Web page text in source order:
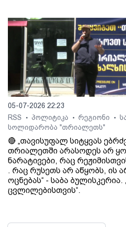
05-07-2026 22:23
RSS
• პოლიტიკა • რეგიონი •
სოლიდარობა "თრიალეთს"
🔴 „თავისუფალ სიტყვას
თრიალეთში არასოდეს არ
ნარატივები, რაც
. რაც რუსეთს არ აწყობს, ის
ოცნებას“ - საბა
ცვლილებისთვის“.